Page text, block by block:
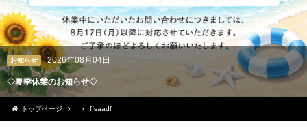
お知らせ 2026年08月04日
◇夏季休業のお知らせ◇
トップページ ffsaadf